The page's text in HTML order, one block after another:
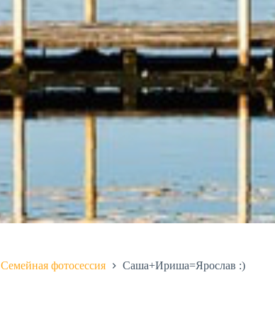
Семейная фотосессия Саша+Ириша=Ярослав :)